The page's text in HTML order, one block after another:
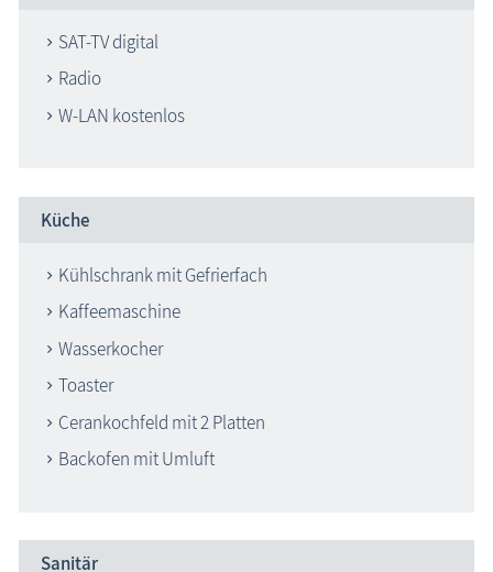
SAT-TV digital
Radio
W-LAN kostenlos
Küche
Kühlschrank mit Gefrierfach
Kaffeemaschine
Wasserkocher
Toaster
Cerankochfeld mit 2 Platten
Backofen mit Umluft
Sanitär